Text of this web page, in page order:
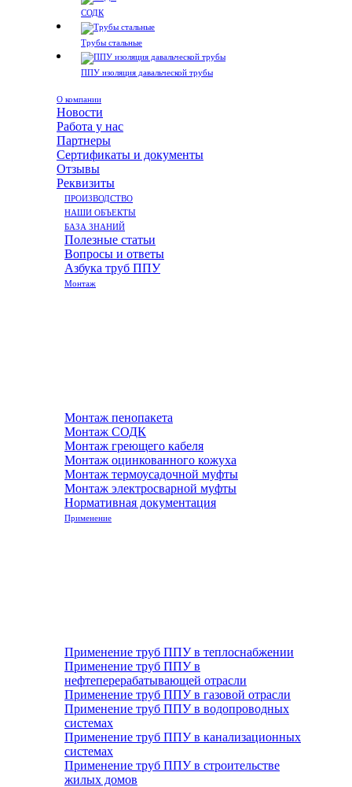
СОДК
Трубы стальные
ППУ изоляция давальческой трубы
О компании
Новости
Работа у нас
Партнеры
Сертификаты и документы
Отзывы
Реквизиты
ПРОИЗВОДСТВО
НАШИ ОБЪЕКТЫ
БАЗА ЗНАНИЙ
Полезные статьи
Вопросы и ответы
Азбука труб ППУ
Монтаж
Монтаж пенопакета
Монтаж СОДК
Монтаж греющего кабеля
Монтаж оцинкованного кожуха
Монтаж термоусадочной муфты
Монтаж электросварной муфты
Нормативная документация
Применение
Применение труб ППУ в теплоснабжении
Применение труб ППУ в
нефтеперерабатывающей отрасли
Применение труб ППУ в газовой отрасли
Применение труб ППУ в водопроводных
системах
Применение труб ППУ в канализационных
системах
Применение труб ППУ в строительстве
жилых домов